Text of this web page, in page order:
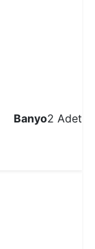
Banyo2 Adet